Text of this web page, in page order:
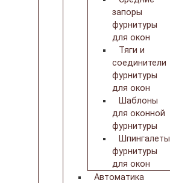
запоры
фурнитуры
для окон
Тяги и
соединители
фурнитуры
для окон
Шаблоны
для оконной
фурнитуры
Шпингалеты
фурнитуры
для окон
Автоматика